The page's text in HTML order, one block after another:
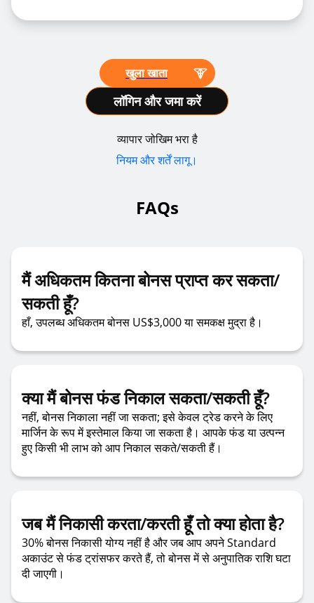
खुला खाता
लॉगिन और जमा करें
व्यापार जोखिम भरा है
नियम और शर्तें लागू।
FAQs
मैं अधिकतम कितना बोनस प्राप्त कर सकता/
सकती हूँ?
हाँ, उपलब्ध अधिकतम बोनस US$3,000 या समकक्ष मुद्रा है।
क्या मैं बोनस फंड निकाल सकता/सकती हूँ?
नहीं, बोनस निकाला नहीं जा सकता; इसे केवल ट्रेड करने के लिए
मार्जिन के रूप में इस्तेमाल किया जा सकता है। आपके फंड या उत्पन्न
हुए किसी भी लाभ को आप निकाल सकते/सकती हैं।
जब मैं निकासी करता/करती हूँ तो क्या होता है?
30% बोनस निकासी योग्य नहीं है और जब आप अपने Standard
अकाउंट से फंड ट्रांसफर करते हैं, तो बोनस में से अनुपातिक राशि घटा
दी जाएगी।